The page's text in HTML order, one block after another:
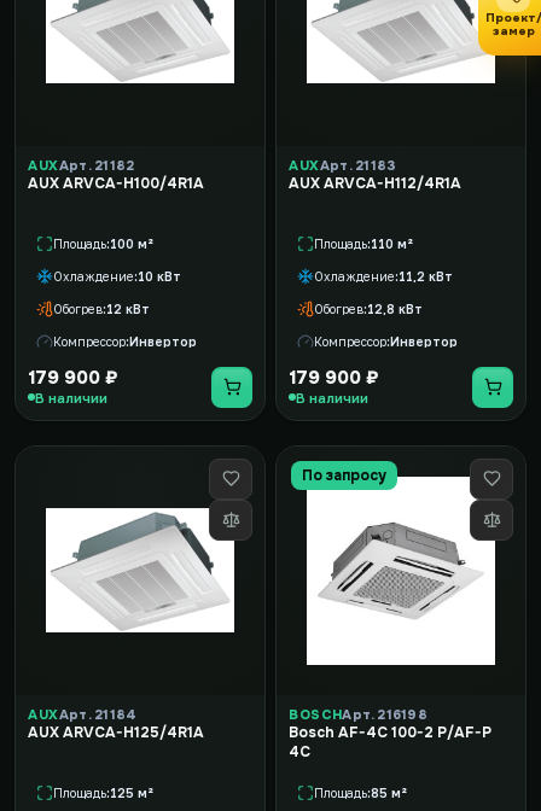
AUXАрт. 21182
AUX ARVCA-H100/4R1A
Площадь 100 м²
Охлаждение 10 кВт
Обогрев 12 кВт
Компрессор Инвертор
179 900 ₽
В наличии
AUXАрт. 21183
AUX ARVCA-H112/4R1A
Площадь 110 м²
Охлаждение 11,2 кВт
Обогрев 12,8 кВт
Компрессор Инвертор
179 900 ₽
В наличии
AUXАрт. 21184
AUX ARVCA-H125/4R1A
Площадь 125 м²
По запросу
BOSCHАрт. 216198
Bosch AF-4C 100-2 P/AF-P
4C
Площадь 85 м²
Проект/
замер